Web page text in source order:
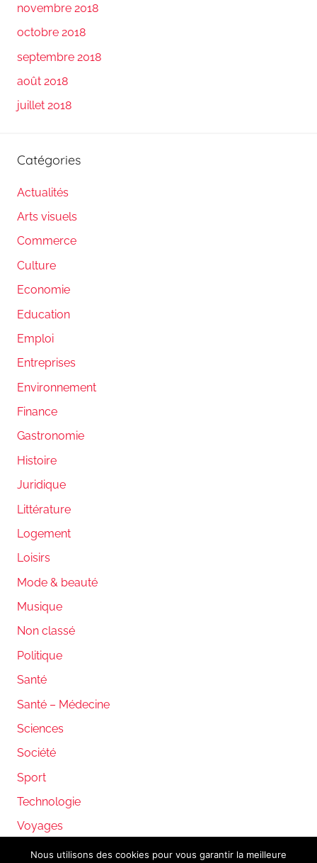
novembre 2018
octobre 2018
septembre 2018
août 2018
juillet 2018
Catégories
Actualités
Arts visuels
Commerce
Culture
Economie
Education
Emploi
Entreprises
Environnement
Finance
Gastronomie
Histoire
Juridique
Littérature
Logement
Loisirs
Mode & beauté
Musique
Non classé
Politique
Santé
Santé – Médecine
Sciences
Société
Sport
Technologie
Voyages
Nous utilisons des cookies pour vous garantir la meilleure